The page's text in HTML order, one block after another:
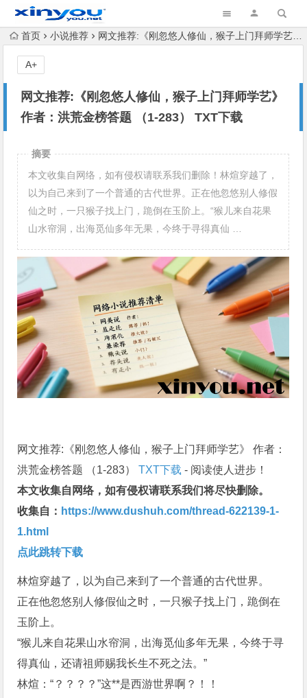
首页 小说推荐 网文推荐:《刚忽悠人修仙，猴子上门拜师学艺》 作者：洪荒金榜答题 （1-283） TXT下载
网文推荐:《刚忽悠人修仙，猴子上门拜师学艺》
作者：洪荒金榜答题 （1-283） TXT下载
A+
摘要
本文收集自网络，如有侵权请联系我们删除！林煊穿越了，
以为自己来到了一个普通的古代世界。正在他忽悠别人修假
仙之时，一只猴子找上门，跪倒在玉阶上。“猴儿来自花果
山水帘洞，出海觅仙多年无果，今终于寻得真仙 …
网文推荐:《刚忽悠人修仙，猴子上门拜师学艺》 作者：
洪荒金榜答题 （1-283）TXT下载 - 阅读使人进步！
本文收集自网络，如有侵权请联系我们将尽快删除。
收集自： https://www.dushuh.com/thread-622139-1-
1.html
点此跳转下载
林煊穿越了，以为自己来到了一个普通的古代世界。
正在他忽悠别人修假仙之时，一只猴子找上门，跪倒在
玉阶上。
“猴儿来自花果山水帘洞，出海觅仙多年无果，今终于寻
得真仙，还请祖师赐我长生不死之法。”
林煊：“？？？？”这**是西游世界啊？！！